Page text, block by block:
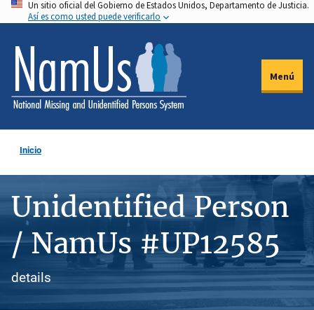
Pasar
al
contenido
principal
Un sitio oficial del Gobierno de Estados Unidos, Departamento de Justicia.
Así es como usted puede verificarlo
Menú
Inicio
Unidentified Person
/ NamUs #UP12585
details